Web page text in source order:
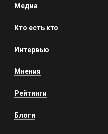
Медиа
Кто есть кто
Интервью
Мнения
Рейтинги
Блоги